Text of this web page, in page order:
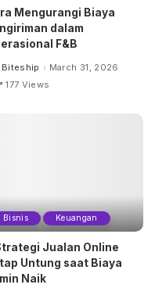
Mengurangi Biaya
dalam
F&B
Biteship
March 31, 2026
177 Views
Bisnis Keuangan
Jualan Online
Untung saat Biaya
Naik